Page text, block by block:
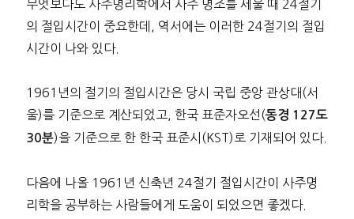
무엇보다도 사주명리학에서 사주 명조를 세울 때 24절기
의 절입시간이 중요한데, 역서에는 이러한 24절기의 절입
시간이 나와 있다.
1961년의 절기의 절입시간은 당시 국립 중앙 관상대(서
울)를 기준으로 계산되었고, 한국 표준자오선(동경 127도
30분)을 기준으로 한 한국 표준시(KST)로 기재되어 있다.
다음에 나올 1961년 신축년 24절기 절입시간이 사주명
리학을 공부하는 사람들에게 도움이 되었으면 좋겠다.